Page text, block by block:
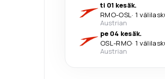
ti 01 kesäk.
RMO-OSL· 1
Austrian
pe 04 kesäk.
OSL-RMO· 1
Austrian